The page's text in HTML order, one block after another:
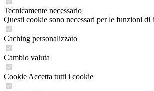
Tecnicamente necessario
Questi cookie sono necessari per le funzioni di
Caching personalizzato
Cambio valuta
Cookie Accetta tutti i cookie